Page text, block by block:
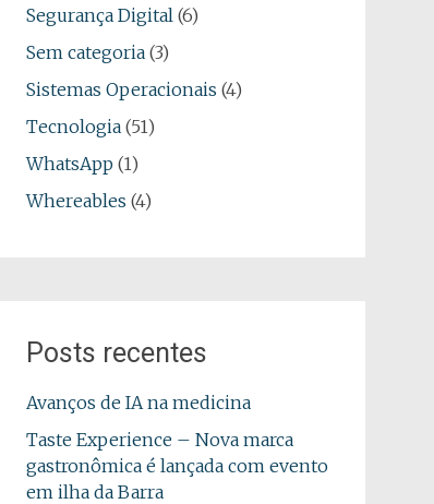
Segurança Digital(6)
Sem categoria(3)
Sistemas Operacionais (4)
Tecnologia(51)
WhatsApp (1)
Whereables (4)
Posts recentes
Avanços de IA na medicina
Taste Experience – Nova marca
gastronômica é lançada com evento
em ilha da Barra